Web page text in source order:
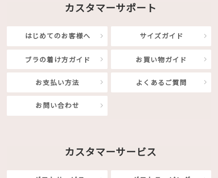
カスタマーサポート
はじめてのお客様へ サイズガイド
ブラの着け方ガイド お買い物ガイド
お支払い方法 よくあるご質問
お問い合わせ
カスタマーサービス